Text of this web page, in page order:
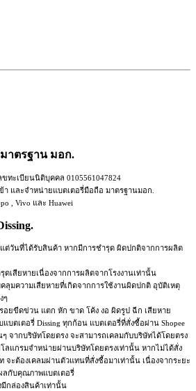
มาตรฐาน มอก.
ทะเบียนนิติบุคคล 0105561047824
และจำหน่ายแบตเตอรี่มือถือ มาตรฐานมอก.
, Vivo และ Huawei
ต่วันที่ได้รับสินค้า หากมีการชำรุด ผิดปกติจากการผลิต
เสียหายเนื่องจากการผลิตจากโรงงานเท่านั้น
ลุมความเสียหายที่เกิดจากการใช้งานผิดปกติ อุบัติเหตุ
ๆ
ยขีดข่วน แตก หัก ขาด โค้ง งอ ผิดรูป ฉีก เสียหาย
บตเตอรี่ Dissing ทุกก้อน แบตเตอรี่ที่สั่งซื้อผ่าน Shopee
จากบริษัทโดยตรง จะสามารถเคลมกับบริษัทได้โดยตรง
ลแกรมจำหน่ายผ่านบริษัทโดยตรงเท่านั้น หากไม่ได้สั่ง
ะต้องเคลมผ่านตัวแทนที่สั่งซื้อมาเท่านั้น เนื่องจากระยะ
ลกับคุณภาพแบตเตอรี่
มีกล่องสินค้าเท่านั้น